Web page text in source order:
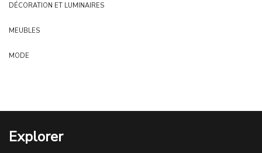
DÉCORATION ET LUMINAIRES
MEUBLES
MODE
Explorer